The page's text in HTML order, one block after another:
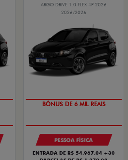
ARGO DRIVE 1.0 FLEX 4P 2026
2026/2026
BÔNUS DE 6 MIL REAIS
PESSOA FÍSICA
ENTRADA DE R$ 54.967,04 +30